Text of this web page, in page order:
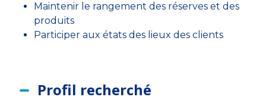
Maintenir le rangement des réserves et des
produits
Participer aux états des lieux des clients
Profil recherché